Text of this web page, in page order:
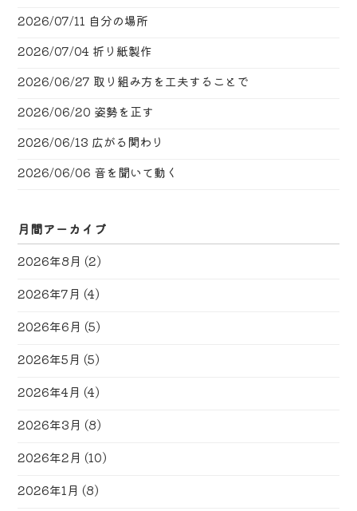
2026/07/11 自分の場所
2026/07/04 折り紙製作
2026/06/27 取り組み方を工夫することで
2026/06/20 姿勢を正す
2026/06/13 広がる関わり
2026/06/06 音を聞いて動く
月間アーカイブ
2026年8月 (2)
2026年7月 (4)
2026年6月 (5)
2026年5月 (5)
2026年4月 (4)
2026年3月 (8)
2026年2月 (10)
2026年1月 (8)